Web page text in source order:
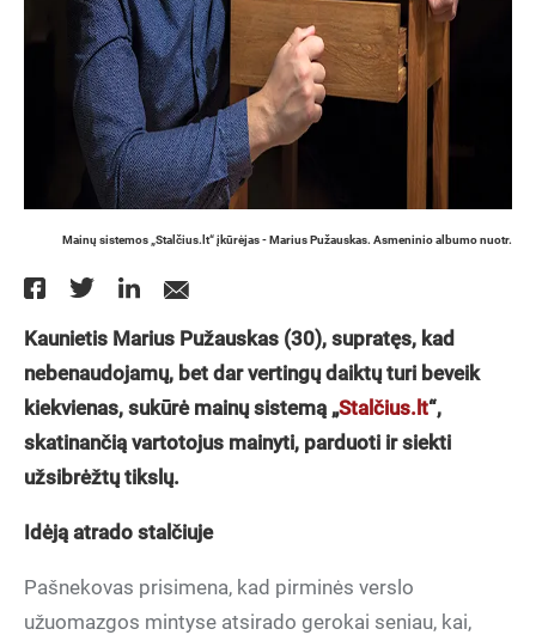
Mainų sistemos „Stalčius.lt“ įkūrėjas - Marius Pužauskas. Asmeninio albumo nuotr.
Kaunietis Marius Pužauskas (30), supratęs, kad
nebenaudojamų, bet dar vertingų daiktų turi beveik
kiekvienas, sukūrė mainų sistemą „Stalčius.lt“,
skatinančią vartotojus mainyti, parduoti ir siekti
užsibrėžtų tikslų.
Idėją atrado stalčiuje
Pašnekovas prisimena, kad pirminės verslo
užuomazgos mintyse atsirado gerokai seniau, kai,